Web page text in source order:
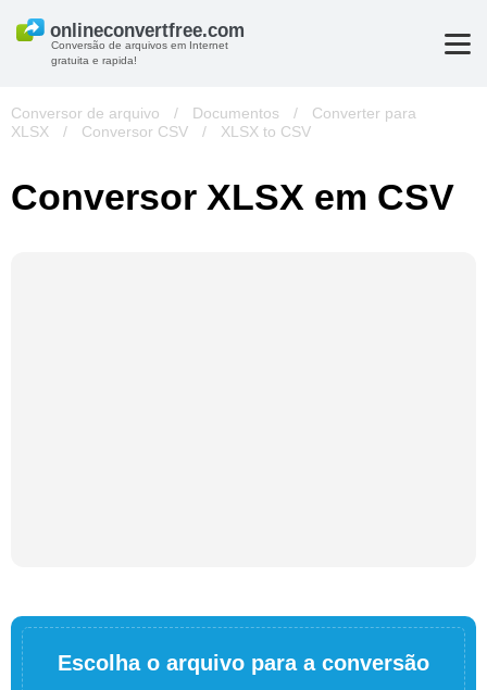
Conversão de arquivos em Internet
gratuita e rapida!
Conversor de arquivo / Documentos /
Converter para
XLSX
/ Conversor CSV / XLSX to CSV
Conversor XLSX em CSV
Escolha o arquivo para a conversão